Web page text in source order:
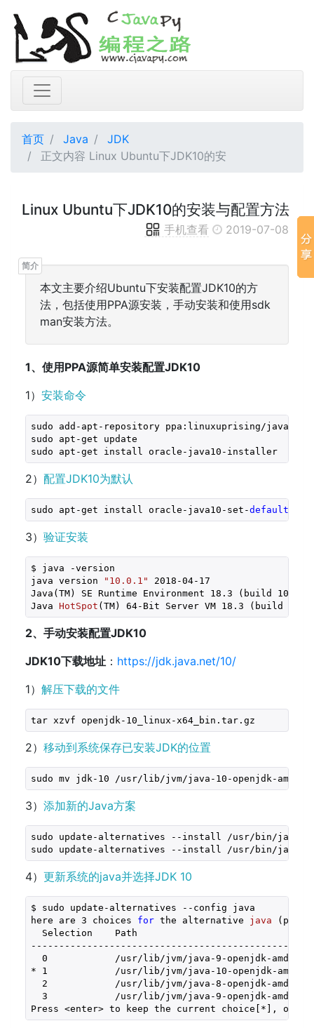
首页 Java
JDK
正文内容 Linux Ubuntu下JDK10的安
Linux Ubuntu下JDK10的安装与配置方法
手机查看 2019-07-08
本文主要介绍Ubuntu下安装配置JDK10的方
法，包括使用PPA源安装，手动安装和使用sdk
man安装方法。
1、使用PPA源简单安装配置JDK10
1） 安装命令
sudo add-apt-repository ppa:linuxuprising/java
sudo apt-get update
sudo apt-get install oracle-java10-installer
2） 配置JDK10为默认
sudo apt-get install oracle-java10-set-default
3） 验证安装
$ java -version
java version
"10.0.1" 2018 -04- 17
Java(TM) SE Runtime Environment 18.3 (build 10.0
Java HotSpot (TM) 64-Bit Server VM 18.3 (build
2、手动安装配置JDK10
JDK10下载地址 ： https://jdk.java.net/10/
1） 解压下载的文件
tar xzvf openjdk- 10 _linux-x64_bin.tar.gz
2） 移动到系统保存已安装JDK的位置
sudo mv jdk- 10 /usr/lib/jvm/java- 10 -openjdk-amd64/
3） 添加新的Java方案
sudo update-alternatives --install /usr/bin/java
sudo update-alternatives --install /usr/bin/
4） 更新系统的java并选择JDK 10
$ sudo update-alternatives --config java
here are 3 choices for the alternative java
Selection    Path
0            /usr/lib/jvm/java-9-openjdk-amd64/
* 1            /usr/lib/jvm/java-10-openjdk-
2            /usr/lib/jvm/java-8-openjdk-amd64/
3            /usr/lib/jvm/java-9-openjdk-amd64/
Press <enter> to keep the current choice[*], or